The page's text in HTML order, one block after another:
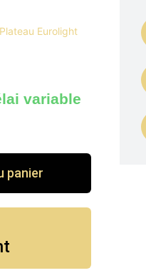
Plateau Eurolight
variable
panier